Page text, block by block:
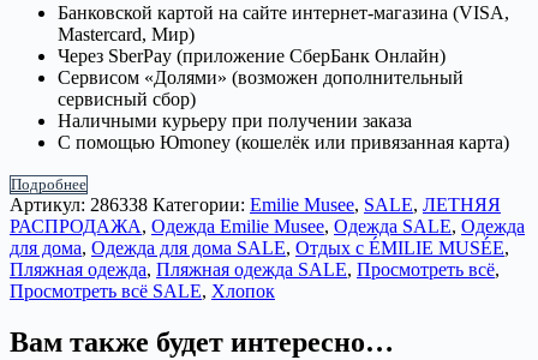
Банковской картой на сайте интернет-магазина (VISA,
Mastercard, Мир)
Через SberPay (приложение СберБанк Онлайн)
Сервисом «Долями» (возможен дополнительный
сервисный сбор)
Наличными курьеру при получении заказа
С помощью Юmoney (кошелёк или привязанная карта)
Подробнее
Артикул: 286338 Категории: Emilie Musee, SALE, ЛЕТНЯЯ
РАСПРОДАЖА, Одежда Emilie Musee, Одежда SALE, Одежда
для дома, Одежда для дома SALE, Отдых с ÉMILIE MUSÉE,
Пляжная одежда, Пляжная одежда SALE, Просмотреть всё,
Просмотреть всё SALE, Хлопок
Вам также будет интересно…